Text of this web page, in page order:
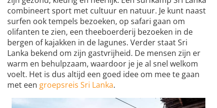
combineert sport met cultuur en natuur. Je kunt naast
surfen ook tempels bezoeken, op safari gaan om
olifanten te zien, een theeboerderij bezoeken in de
bergen of kajakken in de lagunes. Verder staat Sri
Lanka bekend om zijn gastvrijheid. De mensen zijn er
warm en behulpzaam, waardoor je je al snel welkom
voelt. Het is dus altijd een goed idee om mee te gaan
met een groepsreis Sri Lanka.